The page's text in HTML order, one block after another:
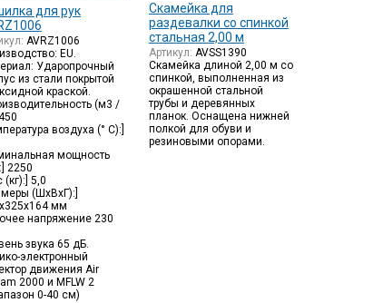
для рук
AVRZ1006
EU.
Ударопрочный
из стали покрытой
краской.
(м3 /
воздуха (° C):]
мощность
2250
(кг):] 5,0
(ШхВхГ):]
мм
напряжение 230
звука 65 дБ.
электронный
движения Air
2000 и MFLW 2
0-40 см)
Скамейка для
раздевалки со спинкой
стальная 2,00 м
Артикул: AVSS1390
Скамейка длиной 2,00 м со
спинкой, выполненная из
окрашенной стальной
трубы и деревянных
планок. Оснащена нижней
полкой для обуви и
резиновыми опорами.